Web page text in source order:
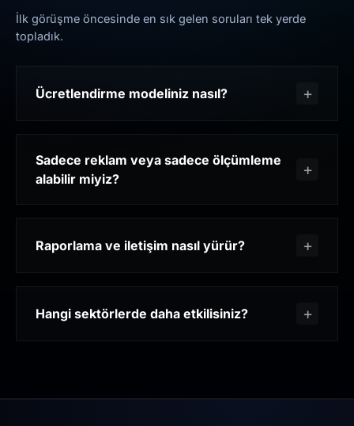
İlk görüşme öncesinde en sık gelen soruları tek yerde
topladık.
Ücretlendirme modeliniz nasıl?
Sadece reklam veya sadece ölçümleme
alabilir miyiz?
Raporlama ve iletişim nasıl yürür?
Hangi sektörlerde daha etkilisiniz?